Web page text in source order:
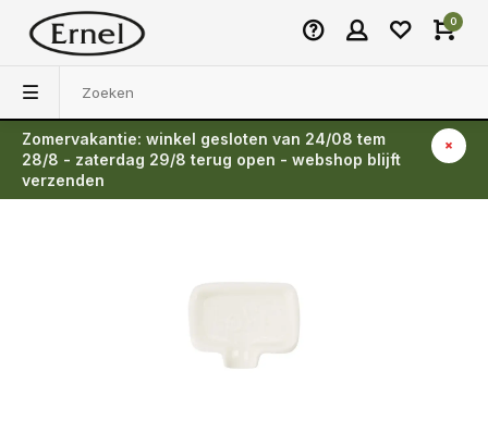
0
Zomervakantie: winkel gesloten van 24/08 tem
28/8 - zaterdag 29/8 terug open - webshop blijft
verzenden
Terug